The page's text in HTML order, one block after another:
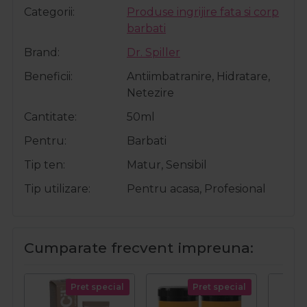
Categorii
Produse ingrijire fata si corp
barbati
Brand
Dr. Spiller
Beneficii
Antiimbatranire, Hidratare,
Netezire
Cantitate
50ml
Pentru
Barbati
Tip ten
Matur, Sensibil
Tip utilizare
Pentru acasa, Profesional
Cumparate frecvent impreuna:
Pret special Pret special